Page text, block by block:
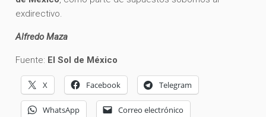
exdirectivo.
Alfredo Maza
Fuente: El Sol de México
X Facebook Telegram
WhatsApp Correo electrónico